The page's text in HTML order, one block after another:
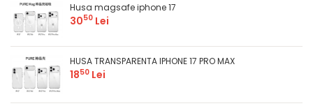
Husa magsafe iphone 17
3050 Lei
HUSA TRANSPARENTA IPHONE 17 PRO MAX
1850 Lei